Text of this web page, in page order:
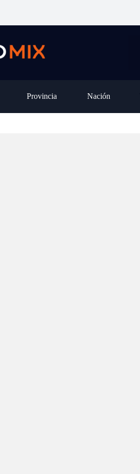
y tema nuevo
iniciativa clave
Provincia Nación